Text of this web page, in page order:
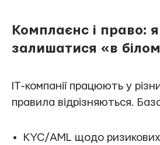
Комплаєнс і право:
залишатися «в
IT‑компанії працюють у
правила відрізняються.
KYC/AML щодо